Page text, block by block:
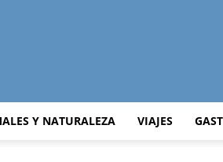
Curiosidades
Y NATURALEZA VIAJES